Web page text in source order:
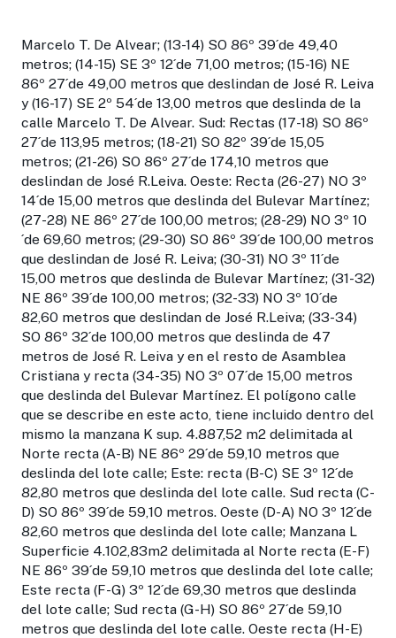
Marcelo T. De Alvear; (13-14) SO 86º 39´de 49,40
metros; (14-15) SE 3º 12´de 71,00 metros; (15-16) NE
86º 27´de 49,00 metros que deslindan de José R. Leiva
y (16-17) SE 2º 54´de 13,00 metros que deslinda de la
calle Marcelo T. De Alvear. Sud: Rectas (17-18) SO 86º
27´de 113,95 metros; (18-21) SO 82º 39´de 15,05
metros; (21-26) SO 86º 27´de 174,10 metros que
deslindan de José R.Leiva. Oeste: Recta (26-27) NO 3º
14´de 15,00 metros que deslinda del Bulevar Martínez;
(27-28) NE 86º 27´de 100,00 metros; (28-29) NO 3º 10
´de 69,60 metros; (29-30) SO 86º 39´de 100,00 metros
que deslindan de José R. Leiva; (30-31) NO 3º 11´de
15,00 metros que deslinda de Bulevar Martínez; (31-32)
NE 86º 39´de 100,00 metros; (32-33) NO 3º 10´de
82,60 metros que deslindan de José R.Leiva; (33-34)
SO 86º 32´de 100,00 metros que deslinda de 47
metros de José R. Leiva y en el resto de Asamblea
Cristiana y recta (34-35) NO 3º 07´de 15,00 metros
que deslinda del Bulevar Martínez. El polígono calle
que se describe en este acto, tiene incluido dentro del
mismo la manzana K sup. 4.887,52 m2 delimitada al
Norte recta (A-B) NE 86º 29´de 59,10 metros que
deslinda del lote calle; Este: recta (B-C) SE 3º 12´de
82,80 metros que deslinda del lote calle. Sud recta (C-
D) SO 86º 39´de 59,10 metros. Oeste (D-A) NO 3º 12´de
82,60 metros que deslinda del lote calle; Manzana L
Superficie 4.102,83m2 delimitada al Norte recta (E-F)
NE 86º 39´de 59,10 metros que deslinda del lote calle;
Este recta (F-G) 3º 12´de 69,30 metros que deslinda
del lote calle; Sud recta (G-H) SO 86º 27´de 59,10
metros que deslinda del lote calle. Oeste recta (H-E)